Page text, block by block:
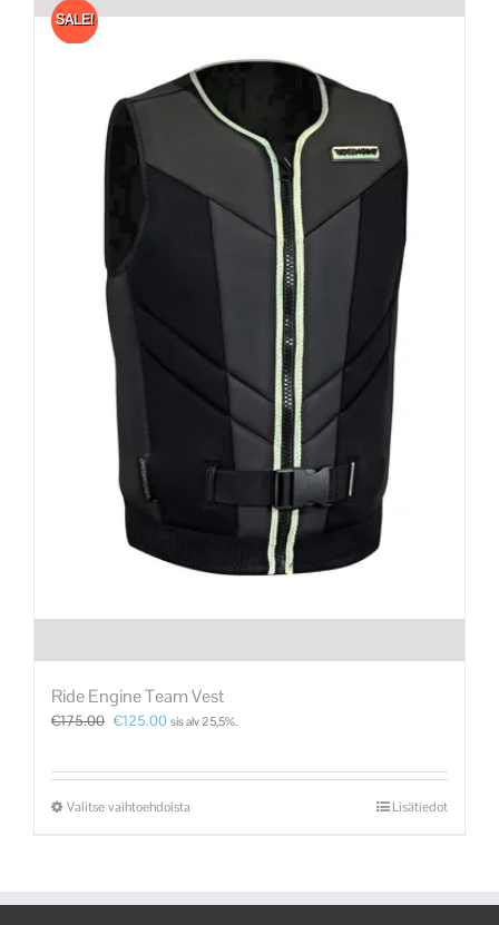
SALE!
Ride Engine Team Vest
€175.00 €125.00 sis alv 25,5%.
Valitse vaihtoehdoista Lisätiedot